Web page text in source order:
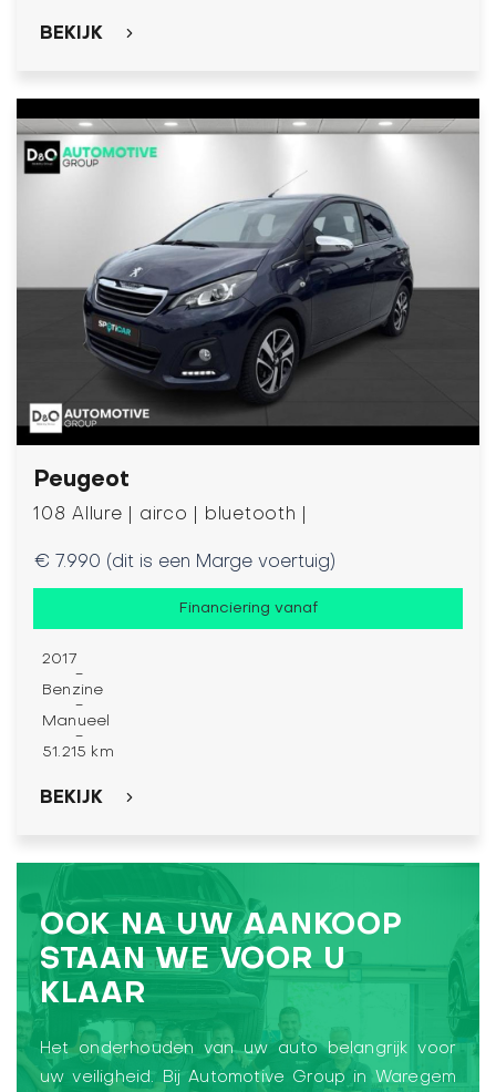
BEKIJK
Peugeot
108 Allure | airco | bluetooth |
€ 7.990 (dit is een Marge voertuig)
Financiering vanaf
2017
-
Benzine
-
Manueel
-
51.215 km
BEKIJK
OOK NA UW AANKOOP
STAAN WE VOOR U
KLAAR
Het onderhouden van uw auto belangrijk voor
uw veiligheid. Bij Automotive Group in Waregem